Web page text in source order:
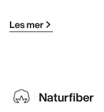
Les mer
Naturfiber